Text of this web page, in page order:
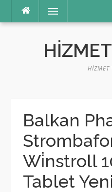
Menü
HIZMET
Balkan
Wi̇nstroll
Tablet